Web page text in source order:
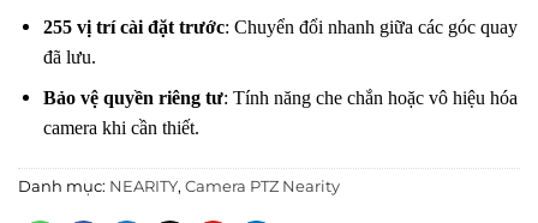
255 vị trí cài đặt trước: Chuyển đổi nhanh giữa các góc quay
đã lưu.
Bảo vệ quyền riêng tư: Tính năng che chắn hoặc vô hiệu hóa
camera khi cần thiết.
Danh mục: NEARITY, Camera PTZ Nearity